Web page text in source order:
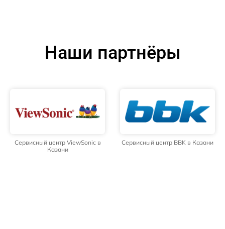
Наши партнёры
Сервисный центр ViewSonic в
Казани
Сервисный центр BBK в Казани